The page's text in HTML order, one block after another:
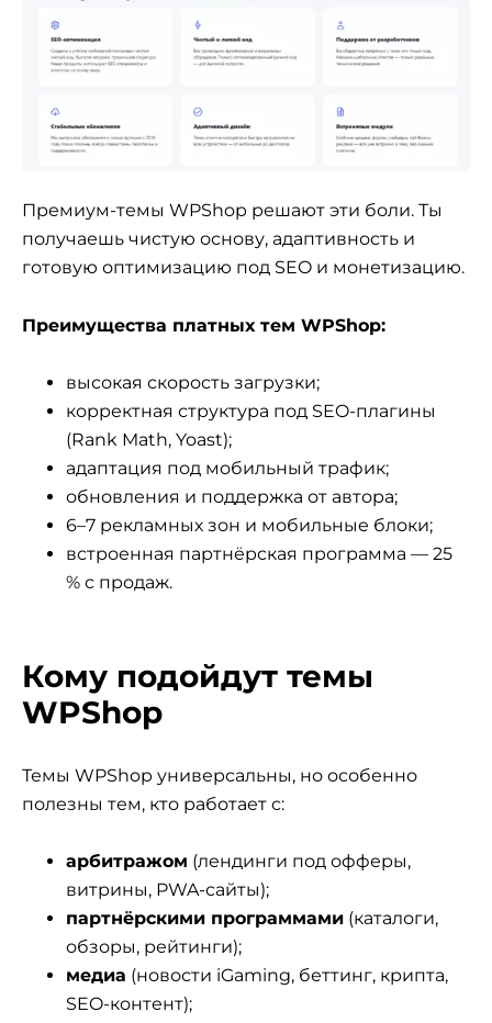
Премиум-темы WPShop решают эти боли. Ты
получаешь чистую основу, адаптивность и
готовую оптимизацию под SEO и монетизацию.
Преимущества платных тем WPShop:
высокая скорость загрузки;
корректная структура под SEO-плагины
(Rank Math, Yoast);
адаптация под мобильный трафик;
обновления и поддержка от автора;
6–7 рекламных зон и мобильные блоки;
встроенная партнёрская программа — 25
% с продаж.
Кому подойдут темы
WPShop
Темы WPShop универсальны, но особенно
полезны тем, кто работает с:
арбитражом (лендинги под офферы,
витрины, PWA-сайты);
партнёрскими программами (каталоги,
обзоры, рейтинги);
медиа (новости iGaming, беттинг, крипта,
SEO-контент);